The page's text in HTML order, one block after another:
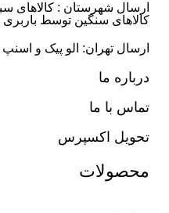
ارسال شهرستان : کالاهای
کالاهای سنگین توسط باربری
ارسال تهران: الو پیک و اسنپ
درباره ما
تماس با ما
تحویل اکسپرس
محصولات